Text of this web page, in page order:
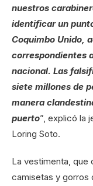
nuestros
identificar un
Coquimbo Unido,
correspondientes
nacional. Las
siete millones de
manera
puerto”, explicó la
Loring Soto.
La vestimenta, que
camisetas y gorros